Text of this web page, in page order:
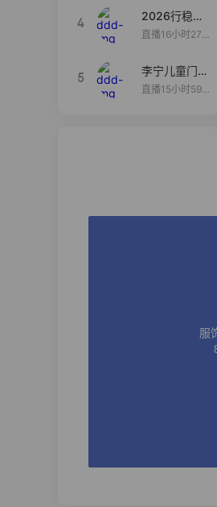
启！
4
2026行稳致
远
直播16小时27
5
李宁儿童门店
爆款赤兔8pr
直播15小时59